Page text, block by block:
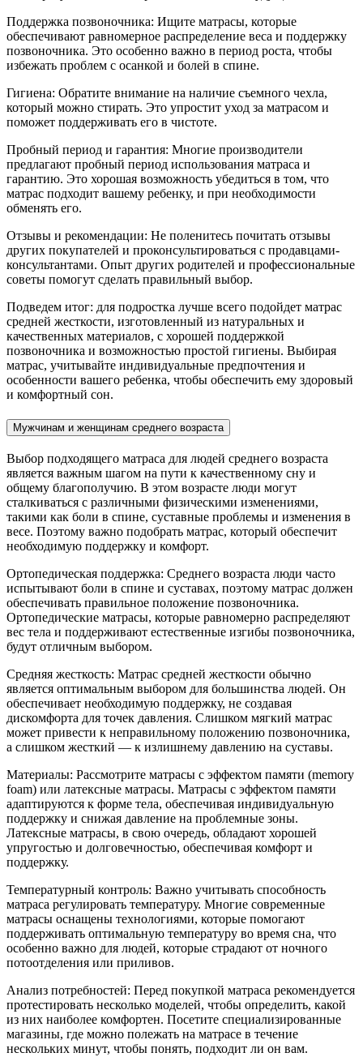
Поддержка позвоночника: Ищите матрасы, которые
обеспечивают равномерное распределение веса и поддержку
позвоночника. Это особенно важно в период роста, чтобы
избежать проблем с осанкой и болей в спине.
Гигиена: Обратите внимание на наличие съемного чехла,
который можно стирать. Это упростит уход за матрасом и
поможет поддерживать его в чистоте.
Пробный период и гарантия: Многие производители
предлагают пробный период использования матраса и
гарантию. Это хорошая возможность убедиться в том, что
матрас подходит вашему ребенку, и при необходимости
обменять его.
Отзывы и рекомендации: Не поленитесь почитать отзывы
других покупателей и проконсультироваться с продавцами-
консультантами. Опыт других родителей и профессиональные
советы помогут сделать правильный выбор.
Подведем итог: для подростка лучше всего подойдет матрас
средней жесткости, изготовленный из натуральных и
качественных материалов, с хорошей поддержкой
позвоночника и возможностью простой гигиены. Выбирая
матрас, учитывайте индивидуальные предпочтения и
особенности вашего ребенка, чтобы обеспечить ему здоровый
и комфортный сон.
Мужчинам и женщинам среднего возраста
Выбор подходящего матраса для людей среднего возраста
является важным шагом на пути к качественному сну и
общему благополучию. В этом возрасте люди могут
сталкиваться с различными физическими изменениями,
такими как боли в спине, суставные проблемы и изменения в
весе. Поэтому важно подобрать матрас, который обеспечит
необходимую поддержку и комфорт.
Ортопедическая поддержка: Среднего возраста люди часто
испытывают боли в спине и суставах, поэтому матрас должен
обеспечивать правильное положение позвоночника.
Ортопедические матрасы, которые равномерно распределяют
вес тела и поддерживают естественные изгибы позвоночника,
будут отличным выбором.
Средняя жесткость: Матрас средней жесткости обычно
является оптимальным выбором для большинства людей. Он
обеспечивает необходимую поддержку, не создавая
дискомфорта для точек давления. Слишком мягкий матрас
может привести к неправильному положению позвоночника,
а слишком жесткий — к излишнему давлению на суставы.
Материалы: Рассмотрите матрасы с эффектом памяти (memory
foam) или латексные матрасы. Матрасы с эффектом памяти
адаптируются к форме тела, обеспечивая индивидуальную
поддержку и снижая давление на проблемные зоны.
Латексные матрасы, в свою очередь, обладают хорошей
упругостью и долговечностью, обеспечивая комфорт и
поддержку.
Температурный контроль: Важно учитывать способность
матраса регулировать температуру. Многие современные
матрасы оснащены технологиями, которые помогают
поддерживать оптимальную температуру во время сна, что
особенно важно для людей, которые страдают от ночного
потоотделения или приливов.
Анализ потребностей: Перед покупкой матраса рекомендуется
протестировать несколько моделей, чтобы определить, какой
из них наиболее комфортен. Посетите специализированные
магазины, где можно полежать на матрасе в течение
нескольких минут, чтобы понять, подходит ли он вам.